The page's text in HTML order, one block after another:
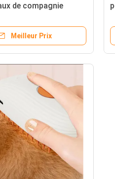
de compagnie
et un massage
Meilleur Prix